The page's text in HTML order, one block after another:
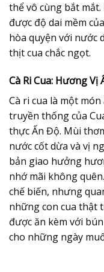
thể vô cùng bắt
được độ dai mềm
hòa quyện với nước
thịt cua chắc ngọt.
Cà Ri Cua: Hương
Cà ri cua là một
truyền thống của
thực Ấn Độ. Mùi
nước cốt dừa và vị
bản giao hưởng
nhớ mãi không
chế biến, nhưng
những con cua thật
được ăn kèm với
cho những ngày